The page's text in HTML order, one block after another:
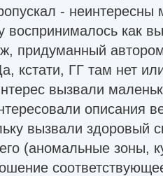
- неинтересны
воспринималось как
придуманный
кстати, ГГ там нет
вызвали
описания
вызвали здоровый
(аномальные зоны,